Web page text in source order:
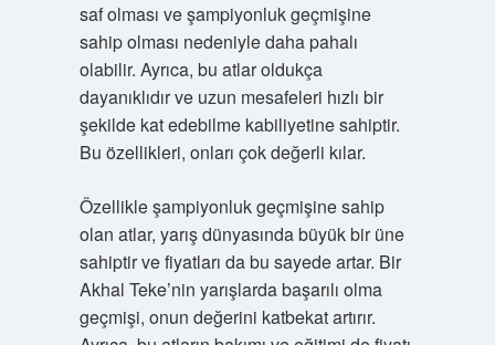
saf olması ve şampiyonluk geçmişine
sahip olması nedeniyle daha pahalı
olabilir. Ayrıca, bu atlar oldukça
dayanıklıdır ve uzun mesafeleri hızlı bir
şekilde kat edebilme kabiliyetine sahiptir.
Bu özellikleri, onları çok değerli kılar.
Özellikle şampiyonluk geçmişine sahip
olan atlar, yarış dünyasında büyük bir üne
sahiptir ve fiyatları da bu sayede artar. Bir
Akhal Teke’nin yarışlarda başarılı olma
geçmişi, onun değerini katbekat artırır.